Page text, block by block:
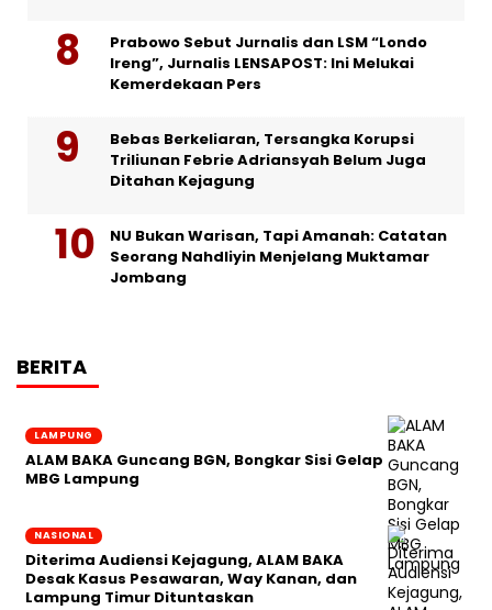
Prabowo Sebut Jurnalis dan LSM “Londo
Ireng”, Jurnalis LENSAPOST: Ini Melukai
Kemerdekaan Pers
Bebas Berkeliaran, Tersangka Korupsi
Triliunan Febrie Adriansyah Belum Juga
Ditahan Kejagung
NU Bukan Warisan, Tapi Amanah: Catatan
Seorang Nahdliyin Menjelang Muktamar
Jombang
BERITA
LAMPUNG
ALAM BAKA Guncang BGN, Bongkar Sisi Gelap
MBG Lampung
NASIONAL
Diterima Audiensi Kejagung, ALAM BAKA
Desak Kasus Pesawaran, Way Kanan, dan
Lampung Timur Dituntaskan